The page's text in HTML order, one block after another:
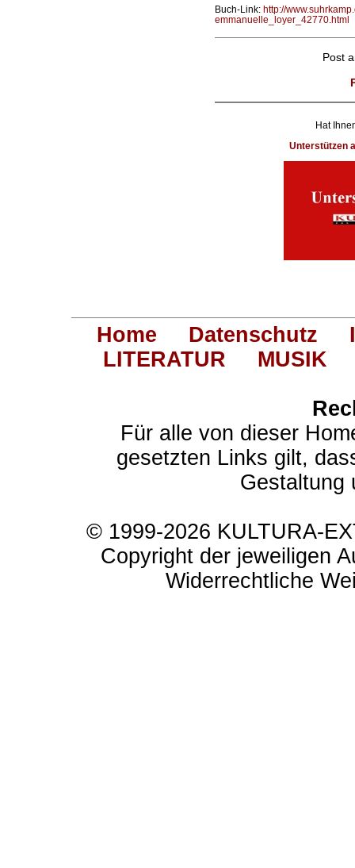
Buch-Link: http://
emmanuelle_loyer_42770.html
Post
Hat
Unterstützen
Home Datenschutz
LITERATUR
MUSIK
Für alle von dieser
gesetzten Links gilt,
Gestaltung
© 1999-2026 KULTURA-
Copyright der jeweiligen
Widerrechtliche